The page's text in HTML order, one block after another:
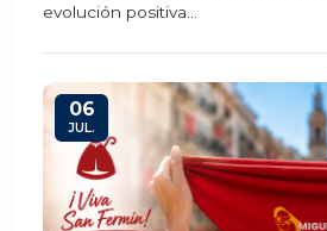
evolución positiva...
06
JUL.